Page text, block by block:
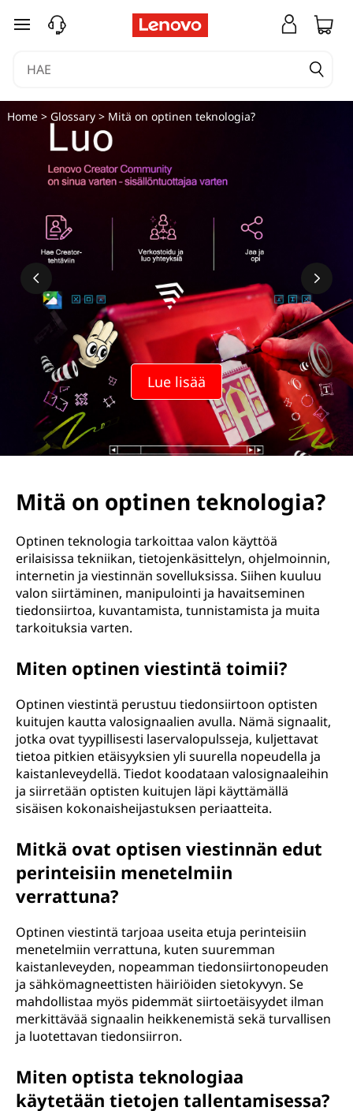
siirry pääsisältöön
Lue lisää
Home> Glossary> Mitä on optinen teknologia?
Mitä on optinen teknologia?
Optinen teknologia tarkoittaa valon käyttöä
erilaisissa tekniikan, tietojenkäsittelyn, ohjelmoinnin,
internetin ja viestinnän sovelluksissa. Siihen kuuluu
valon siirtäminen, manipulointi ja havaitseminen
tiedonsiirtoa, kuvantamista, tunnistamista ja muita
tarkoituksia varten.
Miten optinen viestintä toimii?
Optinen viestintä perustuu tiedonsiirtoon optisten
kuitujen kautta valosignaalien avulla. Nämä signaalit,
jotka ovat tyypillisesti laservalopulsseja, kuljettavat
tietoa pitkien etäisyyksien yli suurella nopeudella ja
kaistanleveydellä. Tiedot koodataan valosignaaleihin
ja siirretään optisten kuitujen läpi käyttämällä
sisäisen kokonaisheijastuksen periaatteita.
Mitkä ovat optisen viestinnän edut
perinteisiin menetelmiin
verrattuna?
Optinen viestintä tarjoaa useita etuja perinteisiin
menetelmiin verrattuna, kuten suuremman
kaistanleveyden, nopeamman tiedonsiirtonopeuden
ja sähkömagneettisten häiriöiden sietokyvyn. Se
mahdollistaa myös pidemmät siirtoetäisyydet ilman
merkittävää signaalin heikkenemistä sekä turvallisen
ja luotettavan tiedonsiirron.
Miten optista teknologiaa
käytetään tietojen tallentamisessa?